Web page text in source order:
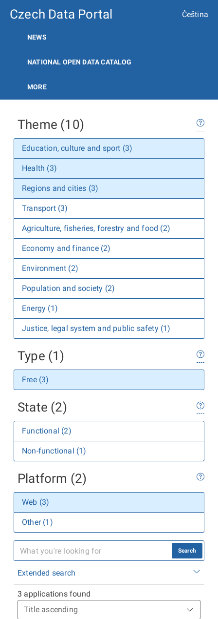
Czech Data Portal Čeština
NEWS
NATIONAL OPEN DATA CATALOG
MORE
Theme (10)
Education, culture and sport (3)
Health (3)
Regions and cities (3)
Transport (3)
Agriculture, fisheries, forestry and food (2)
Economy and finance (2)
Environment (2)
Population and society (2)
Energy (1)
Justice, legal system and public safety (1)
Type (1)
Free (3)
State (2)
Functional (2)
Non-functional (1)
Platform (2)
Web (3)
Other (1)
Search
Extended search
3 applications found